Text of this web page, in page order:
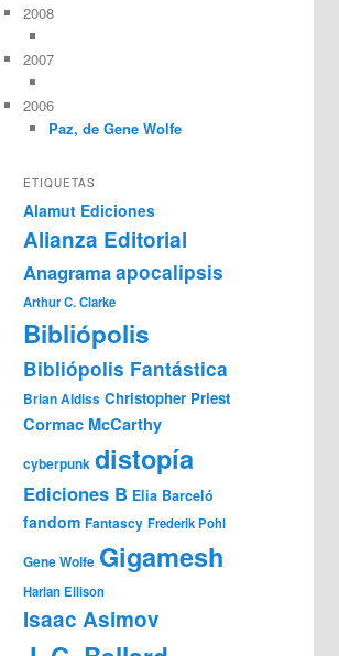
2008
2007
2006
Paz, de Gene Wolfe
ETIQUETAS
Alamut Ediciones
Alianza Editorial
Anagramaapocalipsis
Arthur C. Clarke
Bibliópolis
Bibliópolis Fantástica
Brian Aldiss Christopher Priest
Cormac McCarthy
cyberpunk distopía
Ediciones B Elia Barceló
fandom Fantascy Frederik Pohl
Gene Wolfe Gigamesh
Harlan Ellison
Isaac Asimov